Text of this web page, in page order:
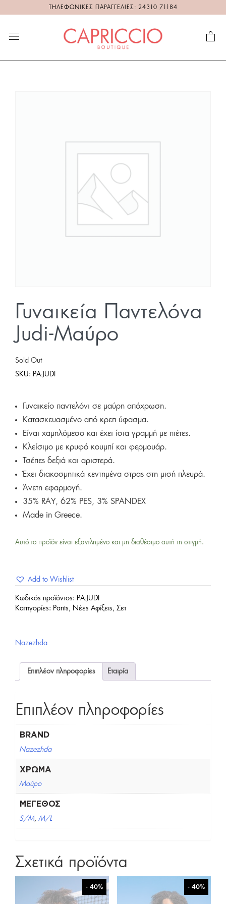
ΤΗΛΕΦΩΝΙΚΕΣ ΠΑΡΑΓΓΕΛΙΕΣ: 24310 71184
Γυναικεία Παντελόνα
Judi-Μαύρο
Sold Out
SKU: PA-JUDI
Γυναικείο παντελόνι σε μαύρη απόχρωση.
Κατασκευασμένο από κρεπ ύφασμα.
Είναι χαμηλόμεσο και έχει ίσια γραμμή με πιέτες.
Κλείσιμο με κρυφό κουμπί και φερμουάρ.
Τσέπες δεξιά και αριστερά.
Έχει διακοσμητικά κεντημένα στρας στη μισή πλευρά.
Άνετη εφαρμογή.
35% RAY, 62% PES, 3% SPANDEX
Made in Greece.
Αυτό το προϊόν είναι εξαντλημένο και μη διαθέσιμο αυτή τη στιγμή.
Add to Wishlist
Κωδικός προϊόντος: PA-JUDI
Κατηγορίες: Pants , Νέες Αφίξεις , Σετ
Nazezhda
Επιπλέον πληροφορίες Εταιρία
Επιπλέον πληροφορίες
BRAND
Nazezhda
ΧΡΏΜΑ
Μαύρο
ΜΈΓΕΘΟΣ
S/M, M/L
Σχετικά προϊόντα
- 40% - 40%